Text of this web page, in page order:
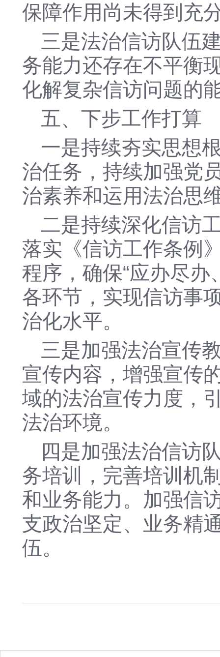
保障作用尚未得到充
三是法治信访队伍
务能力还存在不平衡
化解复杂信访问题的
五、下步工作打算
一是持续夯实思想
治任务，持续加强党
治素养和运用法治思
二是持续深化信访
落实《信访工作条例
程序，确保“应办尽
各环节，实现信访事
治化水平。
三是加强法治宣传
宣传内容，增强宣传
域的法治宣传力度，
法治环境。
四是加强法治信访
务培训，完善培训机
和业务能力。加强信
支政治坚定、业务精
伍。